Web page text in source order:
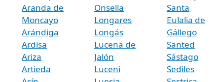
Aranda de
Moncayo
Arándiga
Ardisa
Ariza
Artieda
Onsella
Longares
Longás
Lucena de
Jalón
Luceni
Santa
Eulalia de
Gállego
Santed
Sástago
Sediles